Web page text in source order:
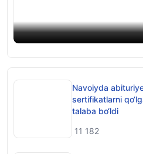
Navoiyda
sertifikatlarni
talaba bo‘ldi
11 182